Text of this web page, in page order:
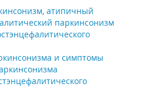
атипичный
паркинсонизм
и симптомы